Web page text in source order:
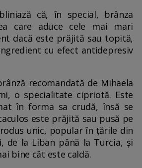
că, în special, brânza
care aduce cele mai mari
dacă este prăjită sau topită,
cu efect antidepresiv
recomandată de Mihaela
o specialitate cipriotă. Este
în forma sa crudă, însă se
este prăjită sau pusă pe
unic, popular în țările din
de la Liban până la Turcia, și
bine cât este caldă.